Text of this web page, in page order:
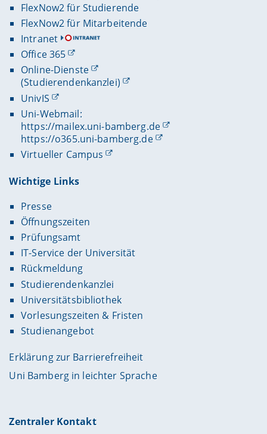
FlexNow2 für Studierende
FlexNow2 für Mitarbeitende
Intranet
Office 365
Online-Dienste
(Studierendenkanzlei)
UnivIS
Uni-Webmail:
https://mailex.uni-bamberg.de
https://o365.uni-bamberg.de
Virtueller Campus
Wichtige Links
Presse
Öffnungszeiten
Prüfungsamt
IT-Service der Universität
Rückmeldung
Studierendenkanzlei
Universitätsbibliothek
Vorlesungszeiten & Fristen
Studienangebot
Erklärung zur Barrierefreiheit
Uni Bamberg in leichter Sprache
Zentraler Kontakt